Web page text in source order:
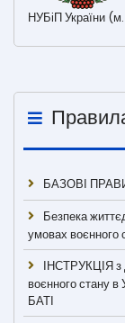
НУБіП України
БАЗОВІ
Безпека
умовах воєнного
ІНСТРУКЦІЯ з
воєнного стану в
БАТІ